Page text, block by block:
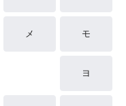
メ モ
ヨ